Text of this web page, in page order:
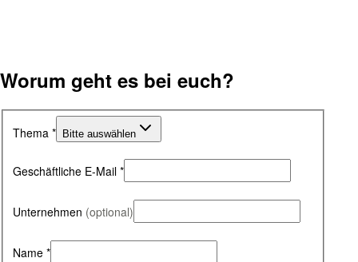
Website
Worum geht es bei euch?
Thema * Bitte auswählen
Geschäftliche E-Mail *
Unternehmen (optional)
Name *